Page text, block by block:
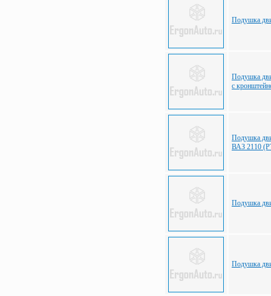
Подушка
Подушка
с
Подушка
ВАЗ 2110
Подушка
Подушка